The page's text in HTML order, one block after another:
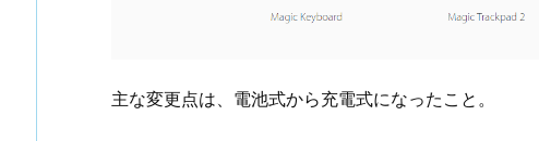
主な変更点は、電池式から充電式になったこと。